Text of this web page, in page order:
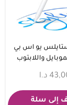
يو اس بي
واللابتوب
د.ا
إلى سلة